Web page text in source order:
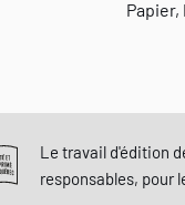
Papier,
Le travail d'édition
responsables, pour